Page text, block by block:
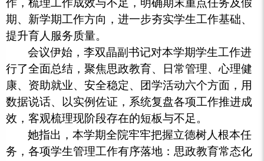
期、新学期工作方向，进一步夯实学生工作基础、
提升育人服务质量。
会议伊始，李双晶副书记对本学期学生工作进
行了全面总结，聚焦思政教育、日常管理、心理健
康、资助就业、安全稳定、团学活动六个方面，用
数据说话、以实例佐证，系统复盘各项工作推进成
效，客观梳理现阶段存在的短板与不足。
她指出，本学期全院牢牢把握立德树人根本任
务，各项学生管理工作有序落地：思政教育常态化